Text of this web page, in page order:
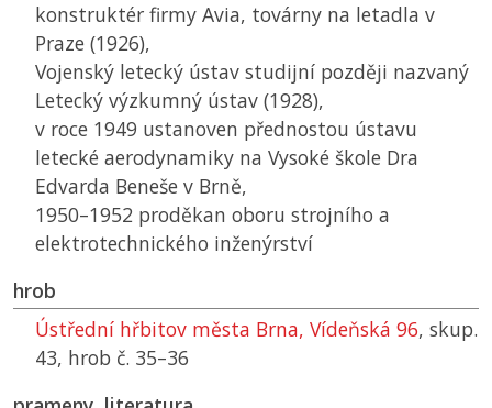
konstruktér firmy Avia, továrny na letadla v
Praze (1926),
Vojenský letecký ústav studijní později nazvaný
Letecký výzkumný ústav (1928),
v roce 1949 ustanoven přednostou ústavu
letecké aerodynamiky na Vysoké škole Dra
Edvarda Beneše v Brně,
1950–1952 proděkan oboru strojního a
elektrotechnického inženýrství
hrob
Ústřední hřbitov města Brna, Vídeňská 96, skup.
43, hrob č. 35–36